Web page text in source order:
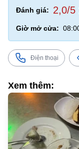
Đánh giá: 2,0/5
Giờ mở cửa:
Điện thoại
Xem thêm: